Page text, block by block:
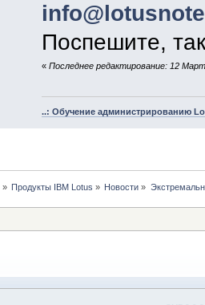
Поспешите,
«Последнее редактирование: 12
..: Обучение администрированию
» Продукты IBM Lotus » Новости »